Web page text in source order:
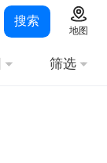
搜索
地图
筛选